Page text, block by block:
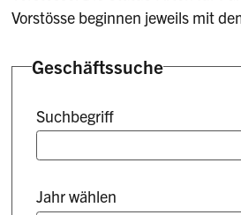
Vorstösse beginnen jeweils mit
Geschäftssuche
Suchbegriff
Jahr wählen